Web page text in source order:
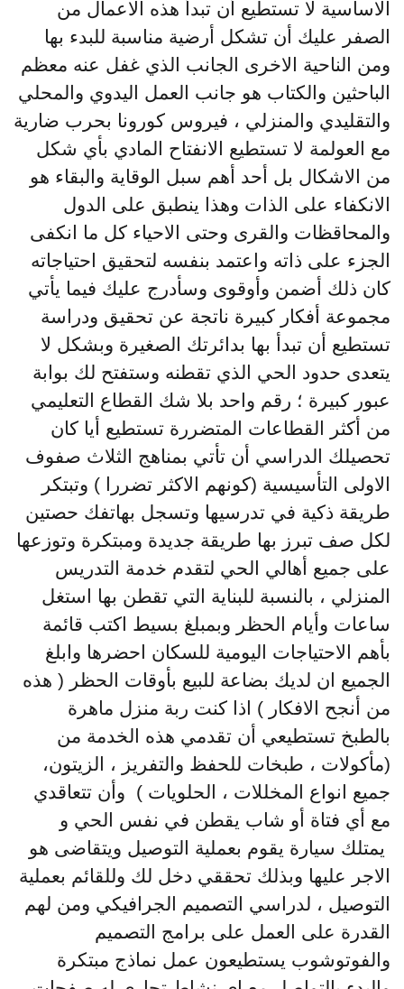
الاساسية لا تستطيع أن تبدأ هذه الاعمال من
الصفر عليك أن تشكل أرضية مناسبة للبدء بها
ومن الناحية الاخرى الجانب الذي غفل عنه معظم
الباحثين والكتاب هو جانب العمل اليدوي والمحلي
والتقليدي والمنزلي ، فيروس كورونا بحرب ضارية
مع العولمة لا تستطيع الانفتاح المادي بأي شكل
من الاشكال بل أحد أهم سبل الوقاية والبقاء هو
الانكفاء على الذات وهذا ينطبق على الدول
والمحاقظات والقرى وحتى الاحياء كل ما انكفى
الجزء على ذاته واعتمد بنفسه لتحقيق احتياجاته
كان ذلك أضمن وأوقوى وسأدرج عليك فيما يأتي
مجموعة أفكار كبيرة ناتجة عن تحقيق ودراسة
تستطيع أن تبدأ بها بدائرتك الصغيرة وبشكل لا
يتعدى حدود الحي الذي تقطنه وستفتح لك بوابة
عبور كبيرة ؛ رقم واحد بلا شك القطاع التعليمي
من أكثر القطاعات المتضررة تستطيع أيا كان
تحصيلك الدراسي أن تأتي بمناهج الثلاث صفوف
الاولى التأسيسية (كونهم الاكثر تضررا ) وتبتكر
طريقة ذكية في تدرسيها وتسجل بهاتفك حصتين
لكل صف تبرز بها طريقة جديدة ومبتكرة وتوزعها
على جميع أهالي الحي لتقدم خدمة التدريس
المنزلي ، بالنسبة للبناية التي تقطن بها استغل
ساعات وأيام الحظر وبمبلغ بسيط اكتب قائمة
بأهم الاحتياجات اليومية للسكان احضرها وابلغ
الجميع ان لديك بضاعة للبيع بأوقات الحظر ( هذه
من أنجح الافكار ) اذا كنت ربة منزل ماهرة
بالطبخ تستطيعي أن تقدمي هذه الخدمة من
(مأكولات ، طبخات للحفظ والتفريز ، الزيتون،
جميع انواع المخللات ، الحلويات ) وأن تتعاقدي
مع أي فتاة أو شاب يقطن في نفس الحي و
يمتلك سيارة يقوم بعملية التوصيل ويتقاضى هو
الاجر عليها وبذلك تحققي دخل لك وللقائم بعملية
التوصيل ، لدراسي التصميم الجرافيكي ومن لهم
القدرة على العمل على برامج التصميم
والفوتوشوب يستطيعون عمل نماذج مبتكرة